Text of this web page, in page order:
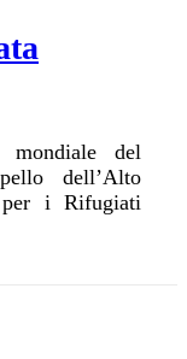
mondiale del
dell’Alto
per i Rifugiati